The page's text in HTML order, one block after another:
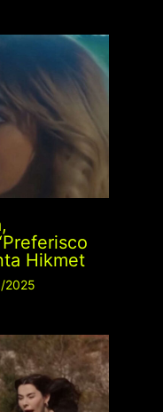
Hikmet
2025